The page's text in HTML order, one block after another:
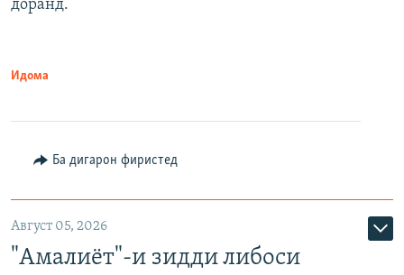
доранд.
Идома
Ба дигарон фиристед
Август 05, 2026
"Амалиёт"-и зидди либоси